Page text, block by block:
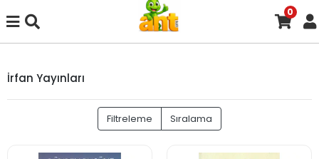
0
İrfan Yayınları
Filtreleme Sıralama